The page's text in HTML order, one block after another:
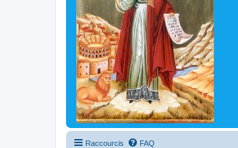
Raccourcis FAQ